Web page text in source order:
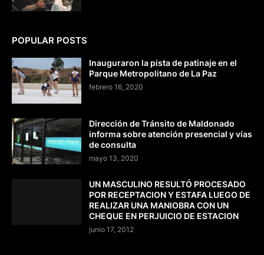
POPULAR POSTS
Inauguraron la pista de patinaje en el
Parque Metropolitano de La Paz
febrero 16, 2020
Dirección de Tránsito de Maldonado
informa sobre atención presencial y vías
de consulta
mayo 13, 2020
UN MASCULINO RESULTÓ PROCESADO
POR RECEPTACION Y ESTAFA LUEGO DE
REALIZAR UNA MANIOBRA CON UN
CHEQUE EN PERJUICIO DE ESTACION
junio 17, 2012